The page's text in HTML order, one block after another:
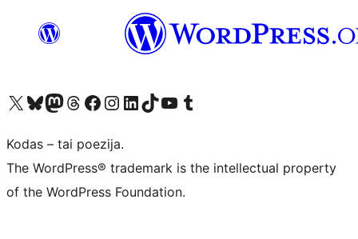
Visit our X (formerly Twitter) account
Apsilankykite mūsų Bluesky paskyroje
Visit our Mastodon account
Apsilankykite mūsų Threads paskyroje
Visit our Facebook page
Visit our Instagram account
Visit our LinkedIn account
Apsilankykite mūsų TikTok paskyroje
Visit our YouTube channel
Apsilankykite mūsų Tumblr paskyroje
Kodas – tai poezija.
The WordPress® trademark is the intellectual property
of the WordPress Foundation.